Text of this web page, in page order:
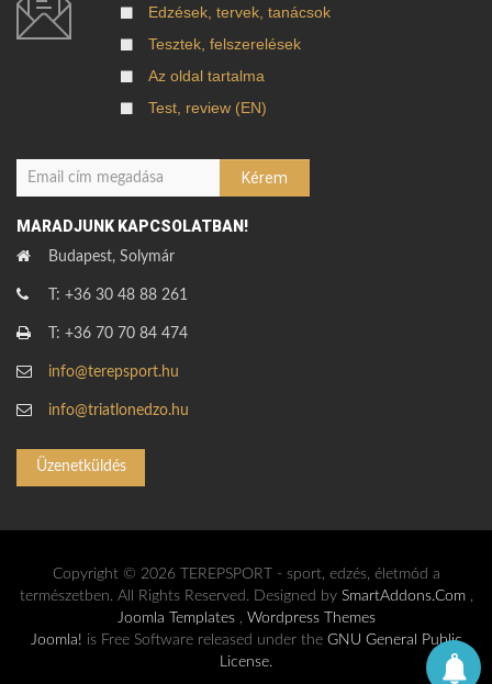
Edzések, tervek, tanácsok
Tesztek, felszerelések
Az oldal tartalma
Test, review (EN)
MARADJUNK KAPCSOLATBAN!
Budapest, Solymár
T: +36 30 48 88 261
T: +36 70 70 84 474
info@terepsport.hu
info@triatlonedzo.hu
Üzenetküldés
Copyright © 2026 TEREPSPORT - sport, edzés, életmód a
természetben. All Rights Reserved. Designed by SmartAddons.Com,
Joomla Templates, Wordpress Themes
Joomla! is Free Software released under the GNU General Public
License.